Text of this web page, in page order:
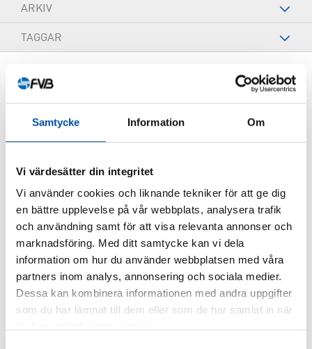
Samtycke Information Om
Vi värdesätter din integritet
Vi använder cookies och liknande tekniker för att ge dig
en bättre upplevelse på vår webbplats, analysera trafik
och användning samt för att visa relevanta annonser och
marknadsföring. Med ditt samtycke kan vi dela
information om hur du använder webbplatsen med våra
partners inom analys, annonsering och sociala medier.
Dessa kan kombinera informationen med andra uppgifter
som du har lämnat till dem eller som de har samlat in när
ARKIV
TAGGAR
Viktor Nilsson Böös
DELA